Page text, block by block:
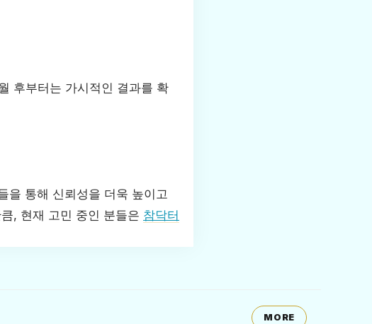
후부터는 가시적인 결과를 확
을 통해 신뢰성을 더욱 높이고
, 현재 고민 중인 분들은 참닥터
MORE